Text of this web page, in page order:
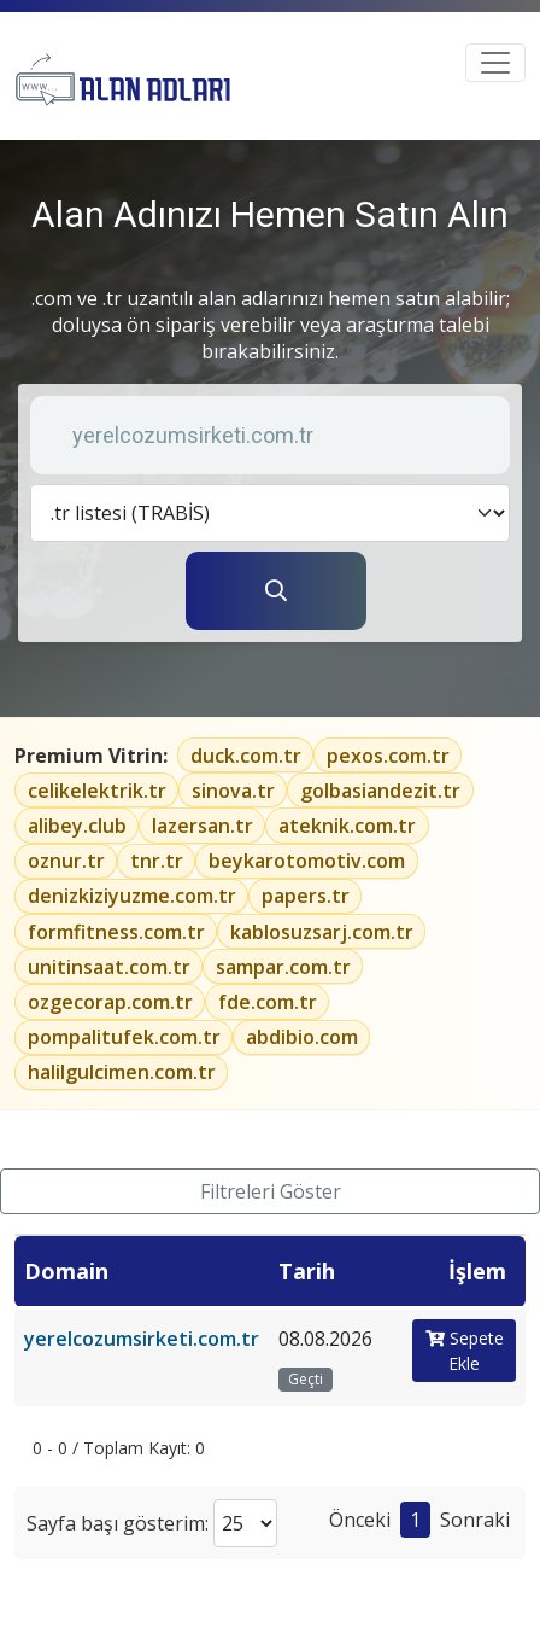
Alan Adınızı Hemen Satın Alın
.com ve .tr uzantılı alan adlarınızı hemen satın alabilir;
doluysa ön sipariş verebilir veya araştırma talebi
bırakabilirsiniz.
Anahtar kelime
Premium Vitrin: duck.com.tr
pexos.com.tr
celikelektrik.tr
sinova.tr
golbasiandezit.tr
alibey.club
lazersan.tr
ateknik.com.tr
oznur.tr
tnr.tr
beykarotomotiv.com
denizkiziyuzme.com.tr
papers.tr
formfitness.com.tr
kablosuzsarj.com.tr
unitinsaat.com.tr
sampar.com.tr
ozgecorap.com.tr
fde.com.tr
pompalitufek.com.tr
abdibio.com
halilgulcimen.com.tr
Filtreleri Göster
Domain Tarih İşlem
yerelcozumsirketi.com.tr 08.08.2026
Geçti
Sepete
Ekle
0 - 0 / Toplam Kayıt: 0
Sayfa başı gösterim: Önceki 1 Sonraki